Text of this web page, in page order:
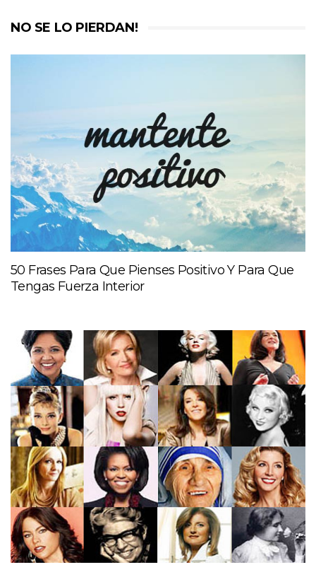
NO SE LO PIERDAN!
50 Frases Para Que Pienses Positivo Y Para Que
Tengas Fuerza Interior